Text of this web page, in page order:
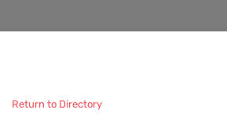
Return to Directory